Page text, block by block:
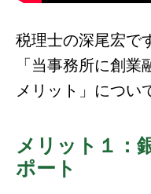
税理士の深尾宏で
「当事務所に創
メリット」につい
メリット１：
ポート